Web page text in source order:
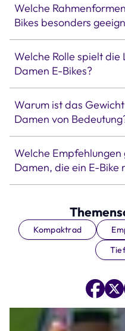
Welche
Bikes besonders
Welche Rolle spielt
Damen E-Bikes?
Warum ist das
Damen von
Welche
Damen, die ein E-Bike
Kompaktrad